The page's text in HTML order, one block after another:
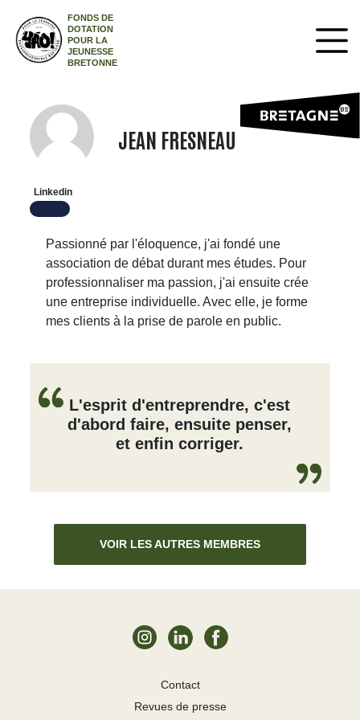
FONDS DE
DOTATION
POUR LA
JEUNESSE
BRETONNE
JEAN FRESNEAU
Linkedin
Passionné par l'éloquence, j'ai fondé une
association de débat durant mes études. Pour
professionnaliser ma passion, j'ai ensuite crée
une entreprise individuelle. Avec elle, je forme
mes clients à la prise de parole en public.
L'esprit d'entreprendre, c'est
d'abord faire, ensuite penser,
et enfin corriger.
VOIR LES AUTRES MEMBRES
Contact
Revues de presse